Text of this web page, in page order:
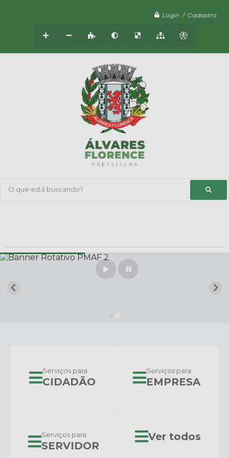
Login / Cadastro
CIDADÃO
Serviços para
EMPRESA
Serviços para
SERVIDOR
Serviços para Ver todos